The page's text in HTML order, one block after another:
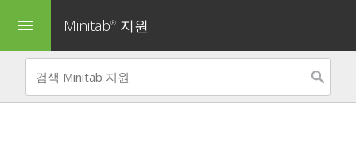
menu Minitab® 지원